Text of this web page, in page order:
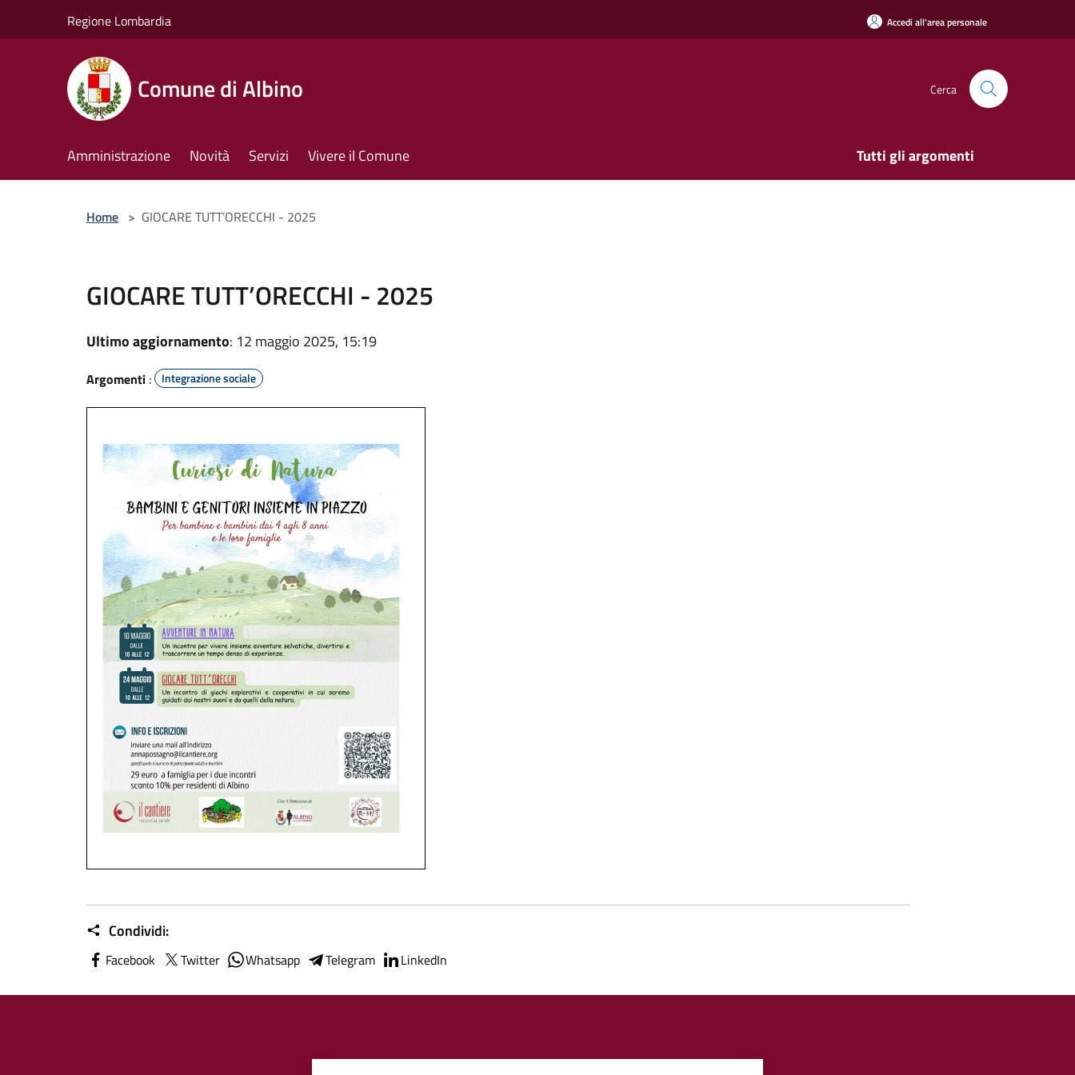
Regione Lombardia Accedi all'area personale
Comune di Albino Cerca
Amministrazione Novità Servizi Vivere il Comune Tutti gli argomenti
Home > GIOCARE TUTT’ORECCHI - 2025
GIOCARE TUTT’ORECCHI - 2025
Ultimo aggiornamento: 12 maggio 2025, 15:19
Argomenti : Integrazione sociale
Condividi:
Facebook Twitter Whatsapp Telegram LinkedIn